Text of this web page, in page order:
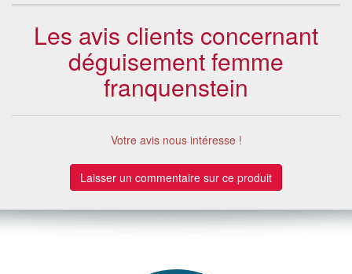
Les avis clients concernant
déguisement femme
franquenstein
Votre avis nous intéresse !
Laisser un commentaire sur ce produit